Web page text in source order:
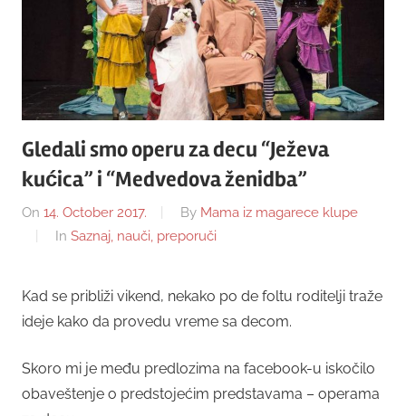
Gledali smo operu za decu “Ježeva
kućica” i “Medvedova ženidba”
On 14. October 2017. By Mama iz magarece klupe
In Saznaj, nauči, preporuči
Kad se približi vikend, nekako po de foltu roditelji traže
ideje kako da provedu vreme sa decom.
Skoro mi je među predlozima na facebook-u iskočilo
obaveštenje o predstojećim predstavama – operama